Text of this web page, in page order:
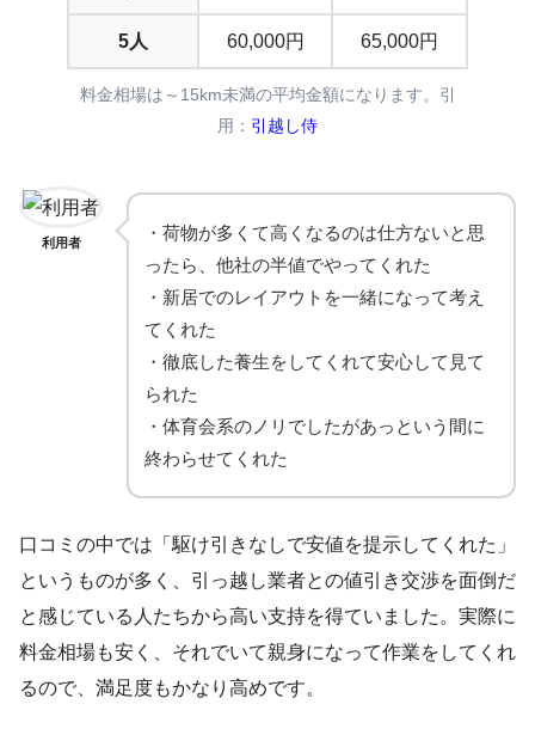
5人 60,000円 65,000円
料金相場は～15km未満の平均金額になります。引
用： 引越し侍
利用者
・荷物が多くて高くなるのは仕方ないと思
ったら、他社の半値でやってくれた
・新居でのレイアウトを一緒になって考え
てくれた
・徹底した養生をしてくれて安心して見て
られた
・体育会系のノリでしたがあっという間に
終わらせてくれた
口コミの中では「駆け引きなしで安値を提示してくれた」
というものが多く、引っ越し業者との値引き交渉を面倒だ
と感じている人たちから高い支持を得ていました。実際に
料金相場も安く、それでいて親身になって作業をしてくれ
るので、満足度もかなり高めです。